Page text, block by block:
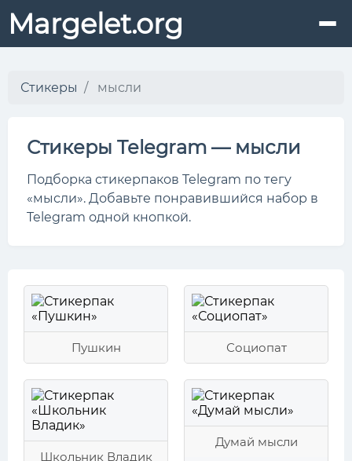
Margelet.org
Стикеры мысли
Стикеры Telegram — мысли
Подборка стикерпаков Telegram по тегу
«мысли». Добавьте понравившийся набор в
Telegram одной кнопкой.
Пушкин Социопат
Школьник Владик
Думай мысли